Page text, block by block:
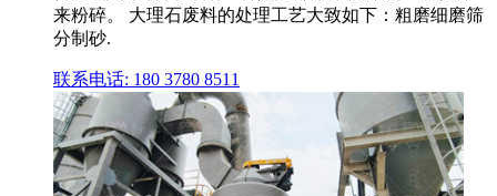
来粉碎。 大理石废料的处理工艺大致如下：粗磨细磨筛
分制砂.
联系电话: 180 3780 8511